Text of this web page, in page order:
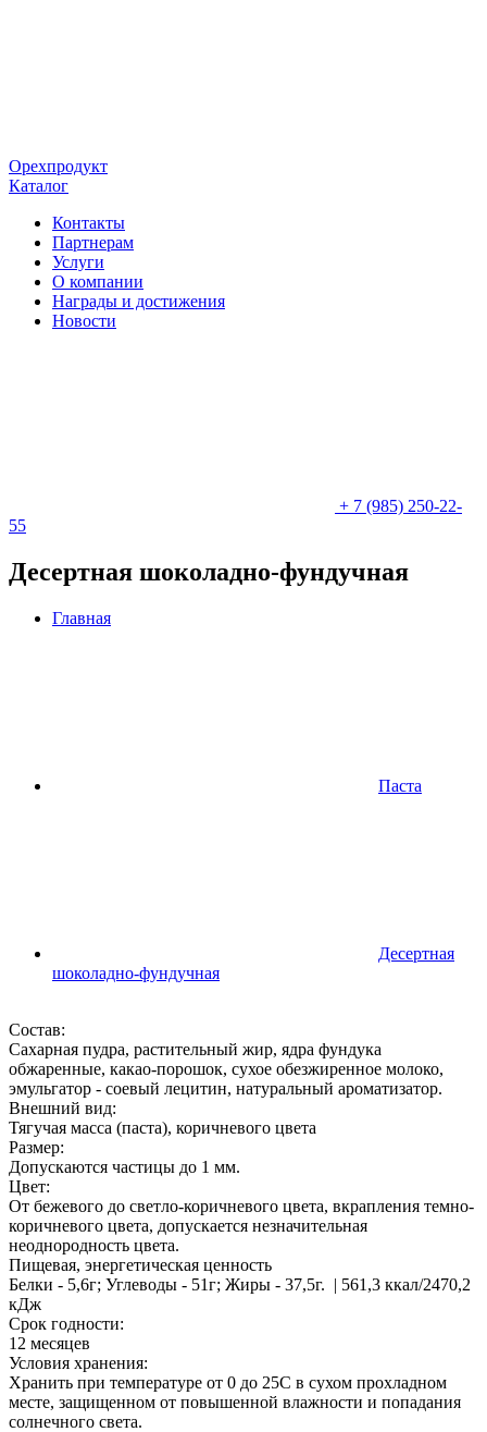
Орехпродукт
Каталог
Контакты
Партнерам
Услуги
О компании
Награды и достижения
Новости
+ 7 (985) 250-22-
55
Десертная шоколадно-фундучная
Главная
Паста
Десертная
шоколадно-фундучная
Состав:
Cахарная пудра, растительный жир, ядра фундука
обжаренные, какао-порошок, сухое обезжиренное молоко,
эмульгатор - соевый лецитин, натуральный ароматизатор.
Внешний вид:
Тягучая масса (паста), коричневого цвета
Размер:
Допускаются частицы до 1 мм.
Цвет:
От бежевого до светло-коричневого цвета, вкрапления темно-
коричневого цвета, допускается незначительная
неоднородность цвета.
Пищевая, энергетическая ценность
Белки - 5,6г; Углеводы - 51г; Жиры - 37,5г. | 561,3 ккал/2470,2
кДж
Срок годности:
12 месяцев
Условия хранения:
Хранить при температуре от 0 до 25С в сухом прохладном
месте, защищенном от повышенной влажности и попадания
солнечного света.